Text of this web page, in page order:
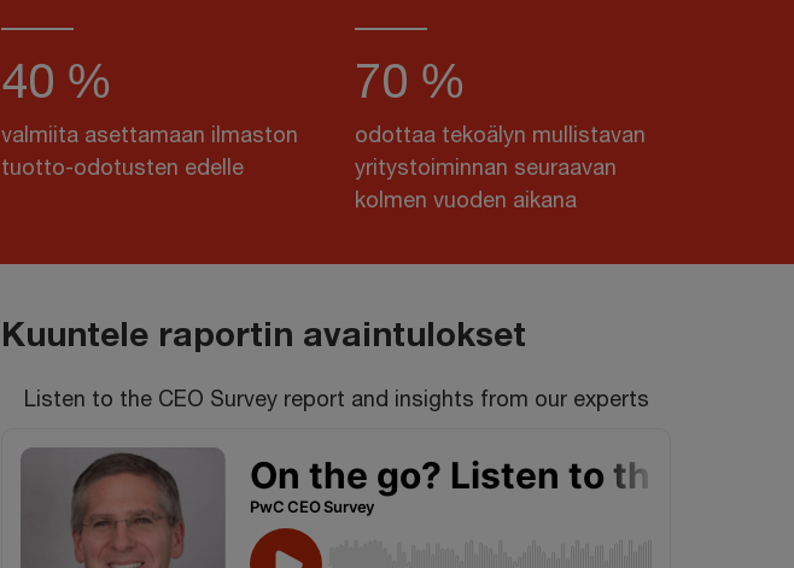
40 %
valmiita asettamaan ilmaston
tuotto-odotusten edelle
70 %
odottaa tekoälyn mullistavan
yritystoiminnan seuraavan
kolmen vuoden aikana
Kuuntele raportin avaintulokset
Listen to the CEO Survey report and insights from our experts